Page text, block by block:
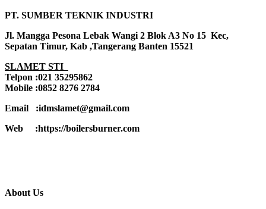
PT. SUMBER TEKNIK INDUSTRI
Jl. Mangga Pesona Lebak Wangi 2 Blok A3 No 15 Kec,
Sepatan Timur, Kab ,Tangerang Banten 15521
SLAMET STI
Telpon :021 35295862
Mobile :0852 8276 2784
Email :idmslamet@gmail.com
Web :https://boilersburner.com
About Us